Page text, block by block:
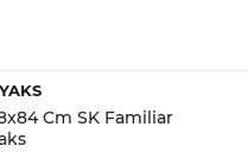
Cm SK Familiar